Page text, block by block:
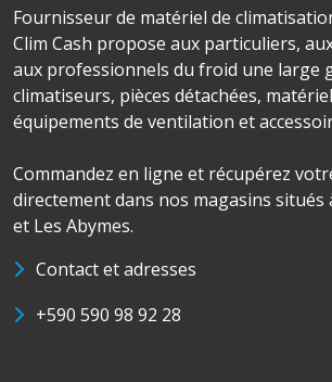
Fournisseur de matériel de
Clim Cash propose aux particuliers,
aux professionnels du froid une large
climatiseurs, pièces détachées,
équipements de ventilation et
Commandez en ligne et récupérez
directement dans nos magasins situés
et Les Abymes.
Contact et adresses
+590 590 98 92 28